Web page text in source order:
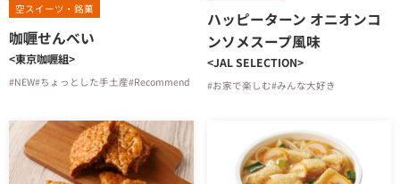
空スイーツ・銘菓
咖喱せんべい
<東京咖喱組>
#NEW#ちょっとした手土産#Recommend
ハッピーターン オニオンコ
ンソメスープ風味
<JAL SELECTION>
#お家で楽しむ#みんな大好き